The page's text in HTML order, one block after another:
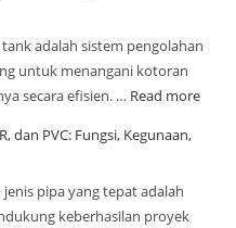
adalah sistem pengolahan
untuk menangani kotoran
secara efisien. … Read more
dan PVC: Fungsi, Kegunaan,
pipa yang tepat adalah
keberhasilan proyek